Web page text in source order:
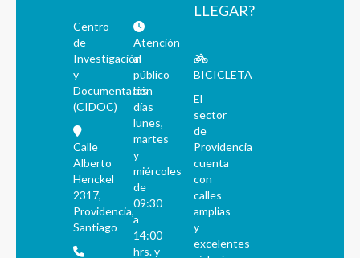
Centro
de
Investigación
y
Documentación
(CIDOC)
Calle
Alberto
Henckel
2317,
Providencia,
Santiago
Atención
al
público
los
días
lunes,
martes
y
miércoles
de
09:30
a
14:00
hrs. y
LLEGAR?
BICICLETA
El
sector
de
Providencia
cuenta
con
calles
amplias
y
excelentes